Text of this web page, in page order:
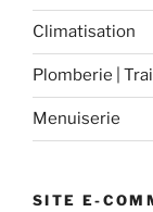
Climatisation
Plomberie |
Menuiserie
SITE E-